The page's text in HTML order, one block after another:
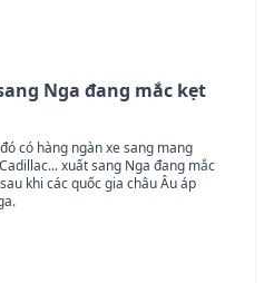
Nga đang mắc kẹt
có hàng ngàn xe sang mang
xuất sang Nga đang mắc
khi các quốc gia châu Âu áp